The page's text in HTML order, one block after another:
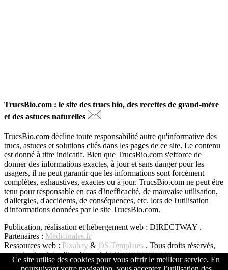
TrucsBio.com : le site des trucs bio, des recettes de grand-mère
et des astuces naturelles
TrucsBio.com décline toute responsabilité autre qu'informative des
trucs, astuces et solutions cités dans les pages de ce site. Le contenu
est donné à titre indicatif. Bien que TrucsBio.com s'efforce de
donner des informations exactes, à jour et sans danger pour les
usagers, il ne peut garantir que les informations sont forcément
complètes, exhaustives, exactes ou à jour. TrucsBio.com ne peut être
tenu pour responsable en cas d'inefficacité, de mauvaise utilisation,
d'allergies, d'accidents, de conséquences, etc. lors de l'utilisation
d'informations données par le site TrucsBio.com.
Publication, réalisation et hébergement web : DIRECTWAY .
Partenaires : Medicinales.fr
Ressources web : Pixabay & OS Templates . Tous droits réservés,
reproduction interdite - Copyright ©DIRECTWAY
Ce site utilise des cookies pour vous offrir le meilleur service. En